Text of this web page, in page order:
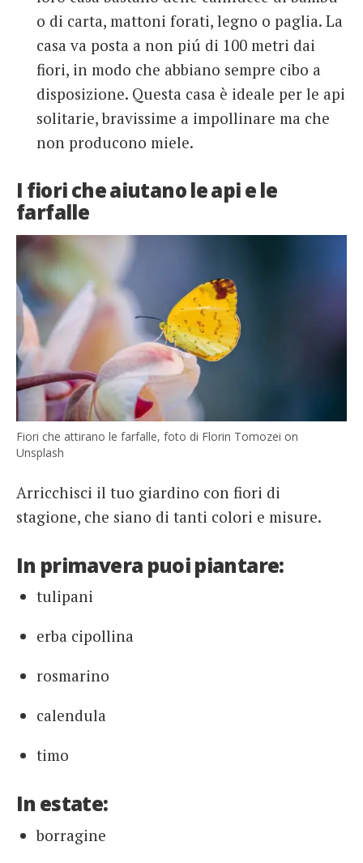
o di carta, mattoni forati, legno o paglia. La
casa va posta a non piú di 100 metri dai
fiori, in modo che abbiano sempre cibo a
disposizione. Questa casa è ideale per le api
solitarie, bravissime a impollinare ma che
non producono miele.
I fiori che aiutano le api e le
farfalle
Fiori che attirano le farfalle, foto di Florin Tomozei on
Unsplash
Arricchisci il tuo giardino con fiori di
stagione, che siano di tanti colori e misure.
In primavera puoi piantare:
tulipani
erba cipollina
rosmarino
calendula
timo
In estate:
borragine